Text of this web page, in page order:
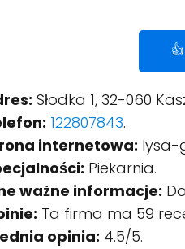
Słodka 1, 32-060
122807843.
internetowa: lysa-
Piekarnia.
ważne informacje:
Ta firma ma 59
opinia: 4.5/5.